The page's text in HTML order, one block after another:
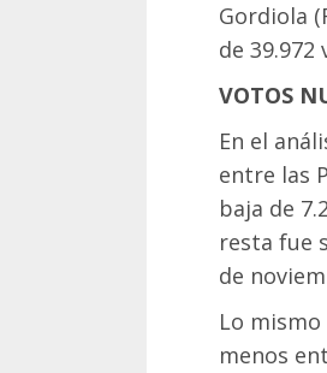
Gordiola
de
VOTOS
En el
entre las
baja de
resta fue
de
Lo
menos